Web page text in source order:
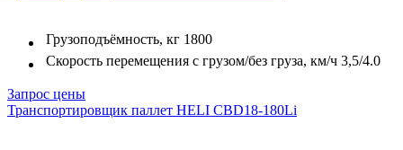
Грузоподъёмность, кг 1800
Скорость перемещения с грузом/без груза, км/ч 3,5/4.0
Запрос цены
Транспортировщик паллет HELI CBD18-180Li